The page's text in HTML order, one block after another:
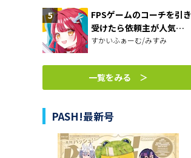
FPSゲームのコーチを引き
受けたら依頼主が人気
VTuberの美少女だった
すかいふぁーむ/みすみ
一覧をみる ＞
PASH!最新号